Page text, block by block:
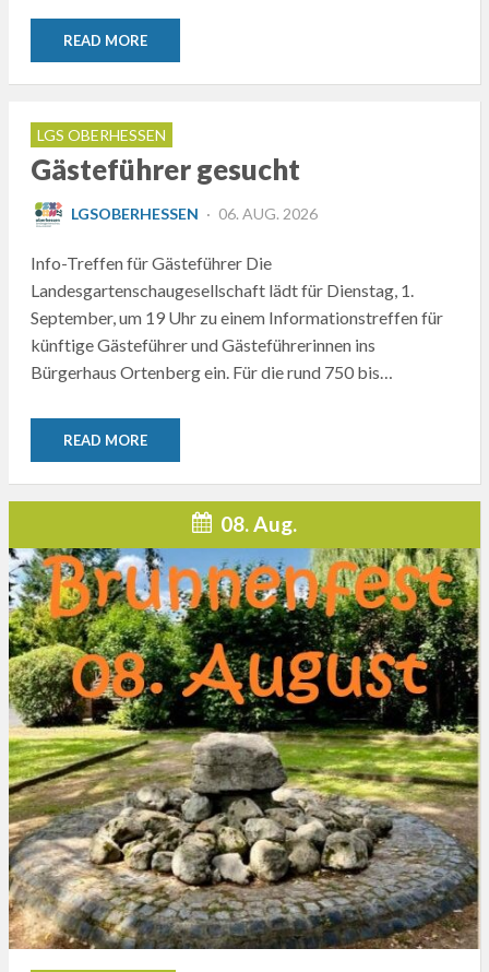
READ MORE
LGS OBERHESSEN
Gästeführer gesucht
LGSOBERHESSEN
POSTED
06. AUG. 2026
Info-Treffen für Gästeführer Die
Landesgartenschaugesellschaft lädt für Dienstag, 1.
September, um 19 Uhr zu einem Informationstreffen für
künftige Gästeführer und Gästeführerinnen ins
Bürgerhaus Ortenberg ein. Für die rund 750 bis…
READ MORE
08. Aug.